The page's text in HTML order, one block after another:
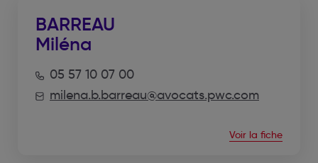
BARREAU
Miléna
05 57 10 07 00
milena.b.barreau@avocats.pwc.com
Voir la fiche